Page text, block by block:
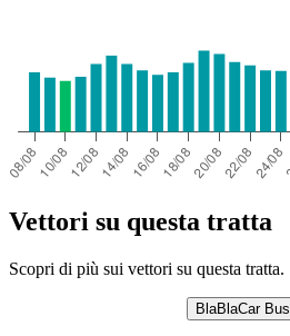
Vettori su questa tratta
Scopri di più sui vettori su questa tratta.
BlaBlaCar Bus